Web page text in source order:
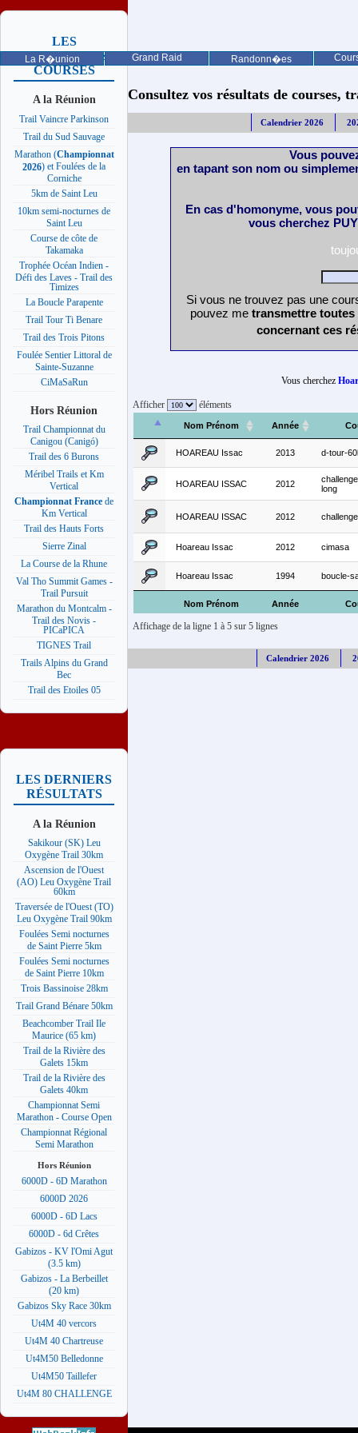
La R�union Grand Raid Randonn�es
LES
PROCHAINES
COURSES
A la Réunion
Trail Vaincre Parkinson
Trail du Sud Sauvage
Marathon (Championnat
2026) et Foulées de la
Corniche
5km de Saint Leu
10km semi-nocturnes de
Saint Leu
Course de côte de
Takamaka
Trophée Océan Indien -
Défi des Laves - Trail des
Timizes
La Boucle Parapente
Trail Tour Ti Benare
Trail des Trois Pitons
Foulée Sentier Littoral de
Sainte-Suzanne
CiMaSaRun
Hors Réunion
Trail Championnat du
Canigou (Canigó)
Trail des 6 Burons
Méribel Trails et Km
Vertical
Championnat France de
Km Vertical
Trail des Hauts Forts
Sierre Zinal
La Course de la Rhune
Val Tho Summit Games -
Trail Pursuit
Marathon du Montcalm -
Trail des Novis -
PICaPICA
TIGNES Trail
Trails Alpins du Grand
Bec
Trail des Etoiles 05
LES DERNIERS
RÉSULTATS
A la Réunion
Sakikour (SK) Leu
Oxygène Trail 30km
Ascension de l'Ouest
(AO) Leu Oxygène Trail
60km
Traversée de l'Ouest (TO)
Leu Oxygène Trail 90km
Foulées Semi nocturnes
de Saint Pierre 5km
Foulées Semi nocturnes
de Saint Pierre 10km
Trois Bassinoise 28km
Trail Grand Bénare 50km
Beachcomber Trail Ile
Maurice (65 km)
Trail de la Rivière des
Galets 15km
Trail de la Rivière des
Galets 40km
Championnat Semi
Marathon - Course Open
Championnat Régional
Semi Marathon
Hors Réunion
6000D - 6D Marathon
6000D 2026
6000D - 6D Lacs
6000D - 6d Crêtes
Gabizos - KV l'Omi Agut
(3.5 km)
Gabizos - La Berbeillet
(20 km)
Gabizos Sky Race 30km
Ut4M 40 vercors
Ut4M 40 Chartreuse
Ut4M50 Belledonne
Ut4M50 Taillefer
Ut4M 80 CHALLENGE
Consultez vos résultats de courses,
Calendrier 2026
Vous
en tapant son nom ou
En cas d'homonyme, vous
vous cherchez
Si vous ne trouvez pas une
pouvez me transmettre
concernant ces
Vous cherchez
Afficher éléments
Nom Prénom Année
Nom Prénom Année
HOAREAU Issac 2013 d-tour-
HOAREAU ISSAC 2012
long
HOAREAU ISSAC 2012
Hoareau Issac 2012 cimasa
Hoareau Issac 1994 boucle-
Affichage de la ligne 1 à 5 sur 5 lignes
Calendrier 2026